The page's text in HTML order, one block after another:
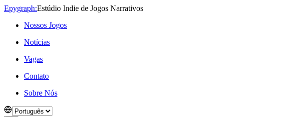
Epygraph:Estúdio Indie de Jogos Narrativos
Nossos Jogos
Notícias
Vagas
Contato
Sobre Nós